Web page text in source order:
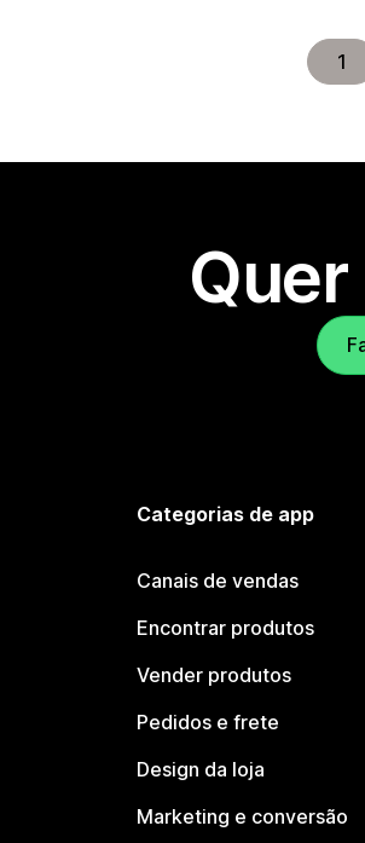
1
Categorias de app
Canais de vendas
Encontrar produtos
Vender produtos
Pedidos e frete
Design da loja
Marketing e conversão